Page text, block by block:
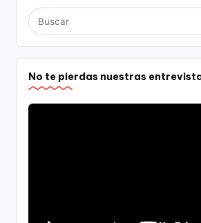
No te pierdas nuestras